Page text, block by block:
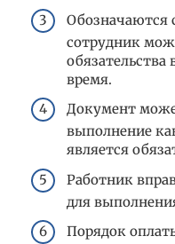
Обозначаются
сотрудник
обязательства
время.
Документ
выполнение
является
Работник
для
Порядок